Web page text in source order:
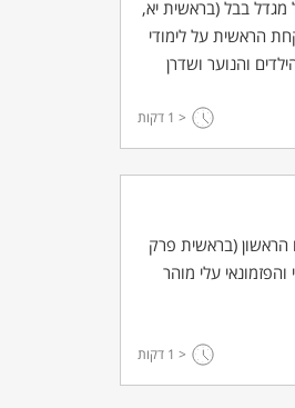
מגדל בבל (בראשית יא,
הראשית על לימודי
והנוער ושדרן
< 1 דקות
(בראשית פרק
עלי מוהר
< 1 דקות